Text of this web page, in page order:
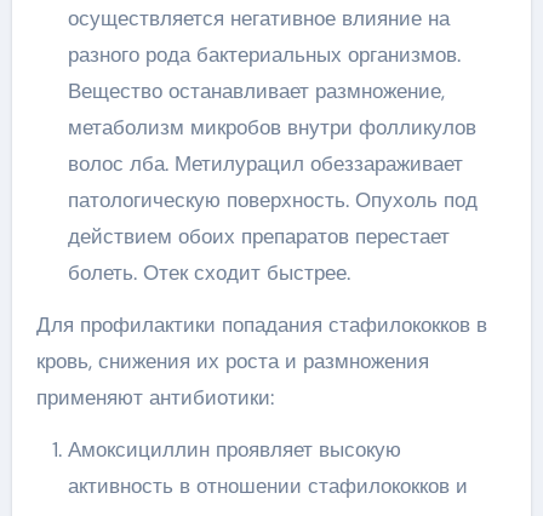
осуществляется негативное влияние на
разного рода бактериальных организмов.
Вещество останавливает размножение,
метаболизм микробов внутри фолликулов
волос лба. Метилурацил обеззараживает
патологическую поверхность. Опухоль под
действием обоих препаратов перестает
болеть. Отек сходит быстрее.
Для профилактики попадания стафилококков в
кровь, снижения их роста и размножения
применяют антибиотики:
Амоксициллин проявляет высокую
активность в отношении стафилококков и